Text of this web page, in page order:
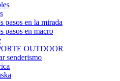
pasos en la mirada
pasos en macro
OUTDOOR
senderismo